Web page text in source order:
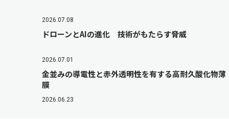
2026.07.08
ドローンとAIの進化 技術がもたらす脅威
2026.07.01
金並みの導電性と赤外透明性を有する高耐久酸化物薄
膜
2026.06.23